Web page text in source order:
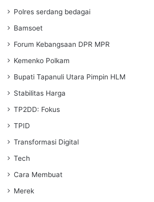
Polres serdang bedagai
Bamsoet
Forum Kebangsaan DPR MPR
Kemenko Polkam
‎Bupati Tapanuli Utara Pimpin HLM
Stabilitas Harga
TP2DD: Fokus
TPID
Transformasi Digital
Tech
Cara Membuat
Merek